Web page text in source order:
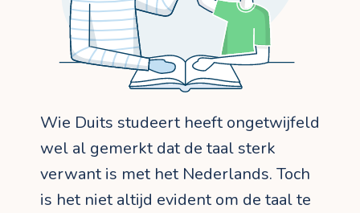
Wie Duits studeert heeft ongetwijfeld
wel al gemerkt dat de taal sterk
verwant is met het Nederlands. Toch
is het niet altijd evident om de taal te